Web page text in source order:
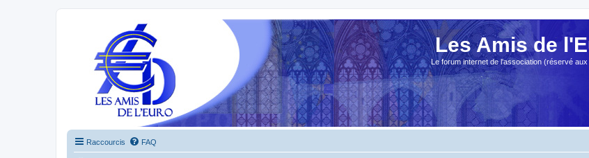
Les Amis de
Le forum internet de l'association (réservé
Raccourcis FAQ